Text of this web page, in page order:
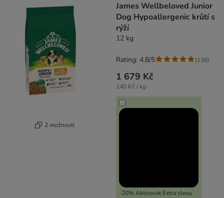
2 možností
James Wellbeloved Junior
Dog Hypoallergenic krůtí s
rýží
12 kg
1 679 Kč
140 Kč / kg
-20% Aktivovat Extra slevu
Rating: 4.8/5 (136)